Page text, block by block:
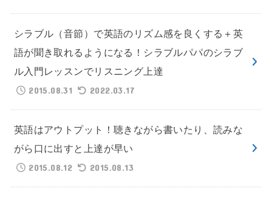
シラブル（音節）で英語のリズム感を良くする＋英
語が聞き取れるようになる！シラブルパパのシラブ
ル入門レッスンでリスニング上達
2015.08.31
2022.03.17
英語はアウトプット！聴きながら書いたり、読みな
がら口に出すと上達が早い
2015.08.12
2015.08.13